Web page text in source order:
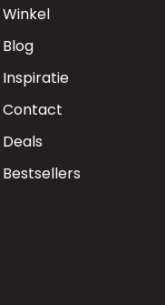
Winkel
Blog
Inspiratie
Contact
Deals
Bestsellers